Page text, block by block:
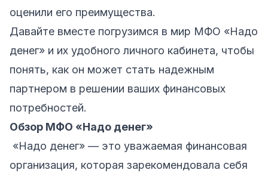
оценили его преимущества.
Давайте вместе погрузимся в мир МФО «Надо
денег» и их удобного личного кабинета, чтобы
понять, как он может стать надежным
партнером в решении ваших финансовых
потребностей.
Обзор МФО «Надо денег»
«Надо денег» — это уважаемая финансовая
организация, которая зарекомендовала себя